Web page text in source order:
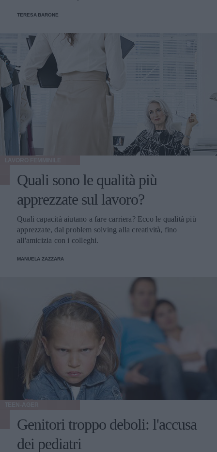
TERESA BARONE
Quali sono le qualità più
apprezzate sul lavoro?
Quali capacità aiutano a fare carriera? Ecco le qualità più
apprezzate, dal problem solving alla creatività, fino
all'amicizia con i colleghi.
MANUELA ZAZZARA
Genitori troppo deboli: l'accusa
dei pediatri